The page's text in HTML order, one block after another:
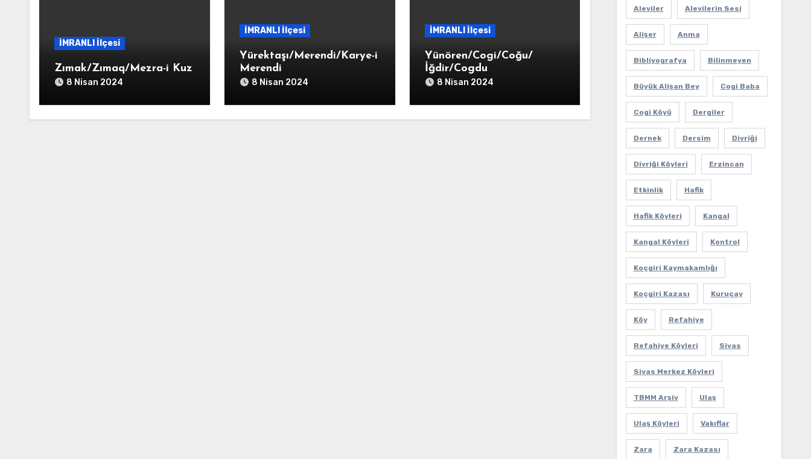
İMRANLI İlçesi
Zımak/Zımaq/Mezra-i Kuz
8 Nisan 2024
İMRANLI İlçesi
Yürektaşı/Merendi/Karye-i
Merendi
8 Nisan 2024
İMRANLI İlçesi
Yünören/Cogi/Coğu/
İğdir/Cogdu
Tekkesi/Karye-i Coğdu
8 Nisan 2024
Aleviler Alevilerin Sesi
Alişer Anma
Bibliyografya Bilinmeyen
Büyük Alişan Bey Cogi Baba
Cogi Köyü Dergiler
Dernek Dersim Divriği
Divriği Köyleri Erzincan
Etkinlik Hafik
Hafik Köyleri Kangal
Kangal Köyleri Kontrol
Koçgiri Kaymakamlığı
Koçgiri Kazası Kuruçay
Köy Refahiye
Refahiye Köyleri Sivas
Sivas Merkez Köyleri
TBMM Arşiv Ulaş
Ulaş Köyleri Vakıflar
Zara Zara Kazası